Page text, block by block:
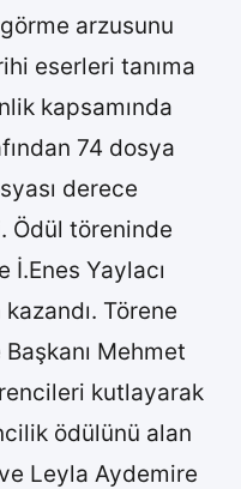
arzusunu
eserleri tanıma
kapsamında
74 dosya
derece
Ödül töreninde
Yaylacı
Törene
Mehmet
kutlayarak
ödülünü alan
Leyla Aydemire